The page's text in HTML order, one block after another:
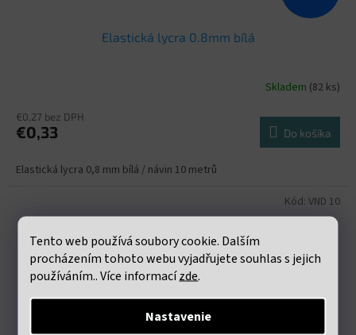
Tento web používá soubory cookie. Dalším
procházením tohoto webu vyjadřujete souhlas s jejich
používáním.. Více informacízde.
Nastavenie
Elastická lycra 0.8mm bílá
Skladem (82 ks)
€0,27 bez DPH
€0,33 Do košíka
Elastická lycra 0,8 mm bílá / návin 10 metrů
Kód: VND 10